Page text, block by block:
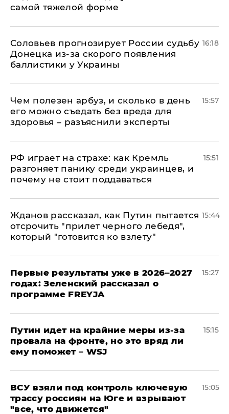
самой тяжелой форме
Соловьев прогнозирует России судьбу
Донецка из-за скорого появления
баллистики у Украины
16:18
Чем полезен арбуз, и сколько в день
его можно съедать без вреда для
здоровья – разъяснили эксперты
15:57
РФ играет на страхе: как Кремль
разгоняет панику среди украинцев, и
почему не стоит поддаваться
15:51
Жданов рассказал, как Путин пытается
отсрочить "прилет черного лебедя",
который "готовится ко взлету"
15:44
Первые результаты уже в 2026–2027
годах: Зеленский рассказал о
программе FREYJA
15:27
Путин идет на крайние меры из-за
провала на фронте, но это вряд ли
ему поможет – WSJ
15:15
ВСУ взяли под контроль ключевую
трассу россиян на Юге и взрывают
"все, что движется"
15:05